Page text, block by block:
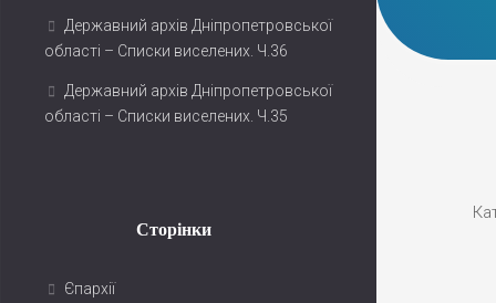
Державний архів Дніпропетровської
області – Списки виселених. Ч.36
Державний архів Дніпропетровської
області – Списки виселених. Ч.35
Сторінки
Єпархії